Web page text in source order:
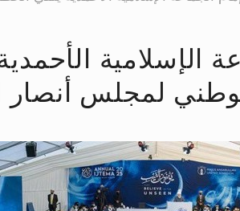
لأفراد الجماعة >> المزيد
بخصوص الرسائل المرسلة إلى
إلى كافة الردود على القمص
الكتاب وتعرّف على حقيقة الإسراء
لأقوال المستشرقين في خاتم
الإسلامية
لمجلس أنصار